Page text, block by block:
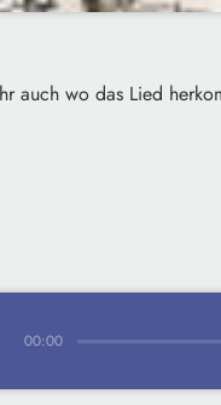
auch wo das Lied
00:00